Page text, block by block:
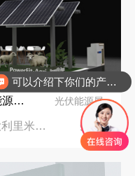
意大利展台设计搭建-保威新能源在意大利里米尼会展中心推出最新产品-中励展览设计策划公司 光伏能源展
意大利可再生能源展览会|意大利里米尼会展中心 96㎡
可以介绍下你们的产品么